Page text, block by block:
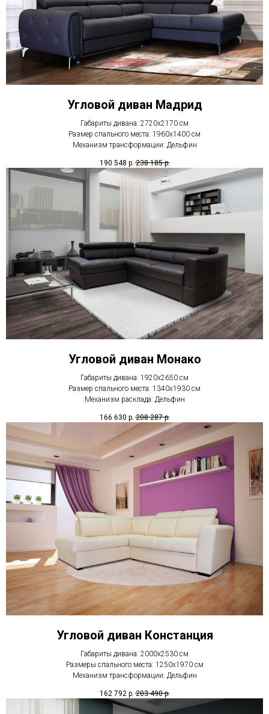
Угловой диван Мадрид
Габариты дивана: 2720х2170 см
Размер спального места: 1960х1400 см
Механизм трансформации: Дельфин
190 548 р. 238 185 р.
Угловой диван Монако
Габариты дивана: 1920х2650 см
Размер спального места: 1340х1930 см
Механизм расклада: Дельфин
166 630 р. 208 287 р.
Угловой диван Констанция
Габариты дивана: 2000х2530 см
Размеры спального места: 1250х1970 см
Механизм трансформации: Дельфин
162 792 р. 203 490 р.